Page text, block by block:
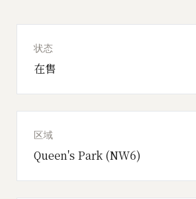
状态
在售
区域
Queen's Park (NW6)